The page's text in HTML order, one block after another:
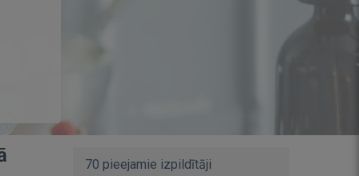
70 pieejamie izpildītāji